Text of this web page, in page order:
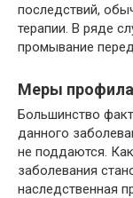
последствий,
терапии. В ряде
промывание
Меры
Большинство
данного
не поддаются.
заболевания
наследственная